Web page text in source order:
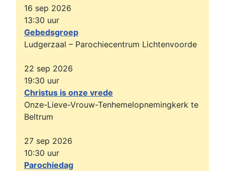
16 sep 2026
13:30 uur
Gebedsgroep
Ludgerzaal – Parochiecentrum Lichtenvoorde
22 sep 2026
19:30 uur
Christus is onze vrede
Onze-Lieve-Vrouw-Tenhemelopnemingkerk te
Beltrum
27 sep 2026
10:30 uur
Parochiedag